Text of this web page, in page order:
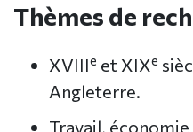
Thèmes de
XVIIIe et XIXe
Angleterre.
Travail,